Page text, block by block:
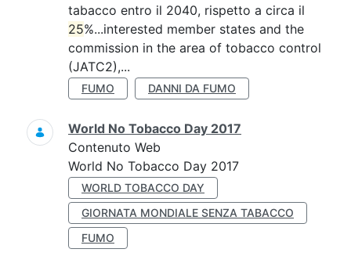
tabacco entro il 2040, rispetto a circa il
25%...interested member states and the
commission in the area of tobacco control
(JATC2),...
FUMO DANNI DA FUMO
World No Tobacco Day 2017
Contenuto Web
World No Tobacco Day 2017
WORLD TOBACCO DAY
GIORNATA MONDIALE SENZA TABACCO
FUMO